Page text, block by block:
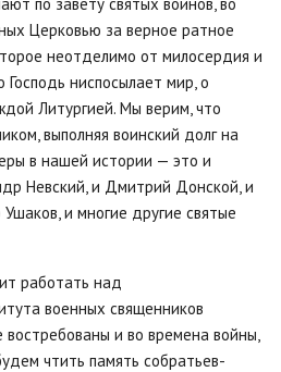
Церковью за верное ратное
неотделимо от милосердия и
Господь ниспосылает мир, о
Литургией. Мы верим, что
выполняя воинский долг на
в нашей истории — это и
Невский, и Дмитрий Донской, и
и многие другие святые
работать над
военных священников
востребованы и во времена войны,
чтить память собратьев-